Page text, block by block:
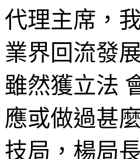
代理主席，
業界回流發
雖然獲立法
應或做過甚
技局，楊局